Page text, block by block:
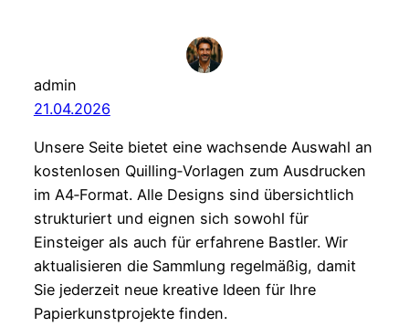
admin
21.04.2026
Unsere Seite bietet eine wachsende Auswahl an
kostenlosen Quilling‑Vorlagen zum Ausdrucken
im A4‑Format. Alle Designs sind übersichtlich
strukturiert und eignen sich sowohl für
Einsteiger als auch für erfahrene Bastler. Wir
aktualisieren die Sammlung regelmäßig, damit
Sie jederzeit neue kreative Ideen für Ihre
Papierkunstprojekte finden.